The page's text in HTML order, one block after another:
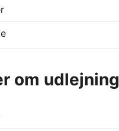
om udlejning